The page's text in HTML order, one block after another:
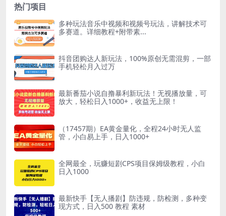
热门项目
多种玩法音乐中视频和视频号玩法，讲解技术可
多赛道。详细教程+附带素...
抖音团购达人新玩法，100%原创无需混剪，一部
手机轻松月入过万
最新番茄小说自撸暴利新玩法！无视播放量，可
放大，轻松日入1000+，收益无上限！
（17457期）EA黄金量化，全程24小时无人监
管，小白易上手，日入1000+
全网最全，玩赚短剧CPS项目保姆级教程，小白
日入1000
最新快手【无人播剧】防违规，防检测，多种变
现方式，日入500 教程 素材